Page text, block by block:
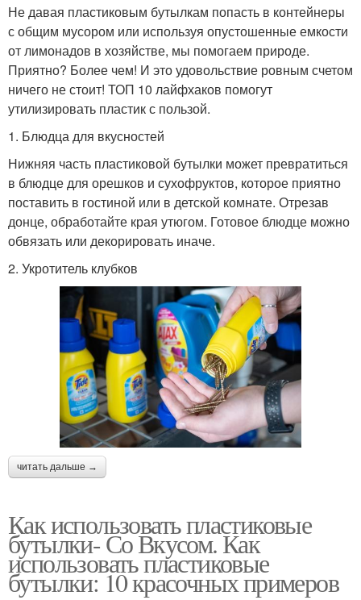
Не давая пластиковым бутылкам попасть в контейнеры
с общим мусором или используя опустошенные емкости
от лимонадов в хозяйстве, мы помогаем природе.
Приятно? Более чем! И это удовольствие ровным счетом
ничего не стоит! ТОП 10 лайфхаков помогут
утилизировать пластик с пользой.
1. Блюдца для вкусностей
Нижняя часть пластиковой бутылки может превратиться
в блюдце для орешков и сухофруктов, которое приятно
поставить в гостиной или в детской комнате. Отрезав
донце, обработайте края утюгом. Готовое блюдце можно
обвязать или декорировать иначе.
2. Укротитель клубков
читать дальше →
Как использовать пластиковые
бутылки- Со Вкусом. Как
использовать пластиковые
бутылки: 10 красочных примеров